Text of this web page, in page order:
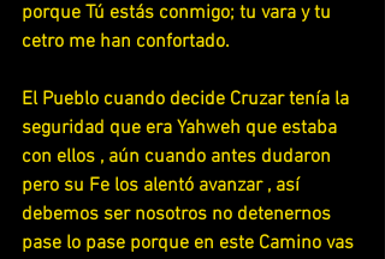
porque Tú estás conmigo; tu vara y tu
cetro me han confortado.
El Pueblo cuando decide Cruzar tenía la
seguridad que era Yahweh que estaba
con ellos , aún cuando antes dudaron
pero su Fe los alentó avanzar , así
debemos ser nosotros no detenernos
pase lo pase porque en este Camino vas